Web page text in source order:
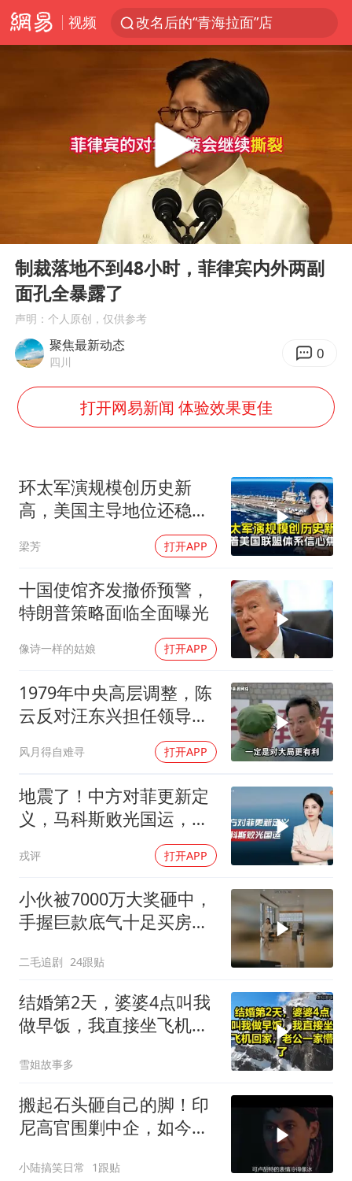
视频
改名后的“青海拉面”店
俄称欧洲若想和平解决冲突应停止援乌
台军“汉光秀”开场闹剧多
男子结婚8年3个女儿均非亲生
台风白海豚逼近 暴雨大暴雨来袭
“空调24小时开着更省电”不实
公司“上四休三”但要降薪1000元
47岁妈妈突然产女 26岁女儿：很震惊
97岁英国奶奶飞上天再破吉尼斯纪录
“中国蔬菜之乡”最高温达41.8℃
如何把百年大党建设得更加坚强有力？
Play
06:28
制裁落地不到48小时，菲律宾内外两副
面孔全暴露了
声明：个人原创，仅供参考
聚焦最新动态
四川 0
打开网易新闻 体验效果更佳
环太军演规模创历史新
高，美国主导地位还稳得
梁芳 打开APP
十国使馆齐发撤侨预警，
特朗普策略面临全面曝光
像诗一样的姑娘 打开APP
1979年中央高层调整，陈
云反对汪东兴担任领导职
风月得自难寻 打开APP
地震了！中方对菲更新定
义，马科斯败光国运，还
剩19万亿债务未还
戎评 打开APP
小伙被7000万大奖砸中，
手握巨款底气十足买房不
二毛追剧 24跟贴
结婚第2天，婆婆4点叫我
做早饭，我直接坐飞机回
雪姐故事多
搬起石头砸自己的脚！印
尼高官围剿中企，如今烂
小陆搞笑日常 1跟贴